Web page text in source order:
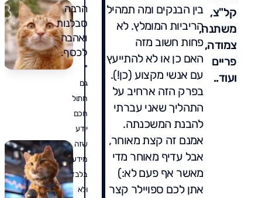
קל"צ,
משתנה,
צמודה,
פריים
ועוד..
בין הבנקים ומה תמהיל
הריביות המומלץ. לא
פחות חשוב מזה
האם כן או לא להתייעץ
עם אנשי מקצוע (כן!).
בפרק הזה ארחיב על
התהליך שאני עברתי
להבנת המשכנתה.
אמנם זה קצת מאוחר,
אבל עדיף מאוחר מדי
מאשר אף פעם לא:)
אתן לכם ספויילר קצר
הרבה
סבלנות
ואהבה
לכסף.
*
גם
חתול
חכם
יודע
שזה
מידע
בלבד
ולא